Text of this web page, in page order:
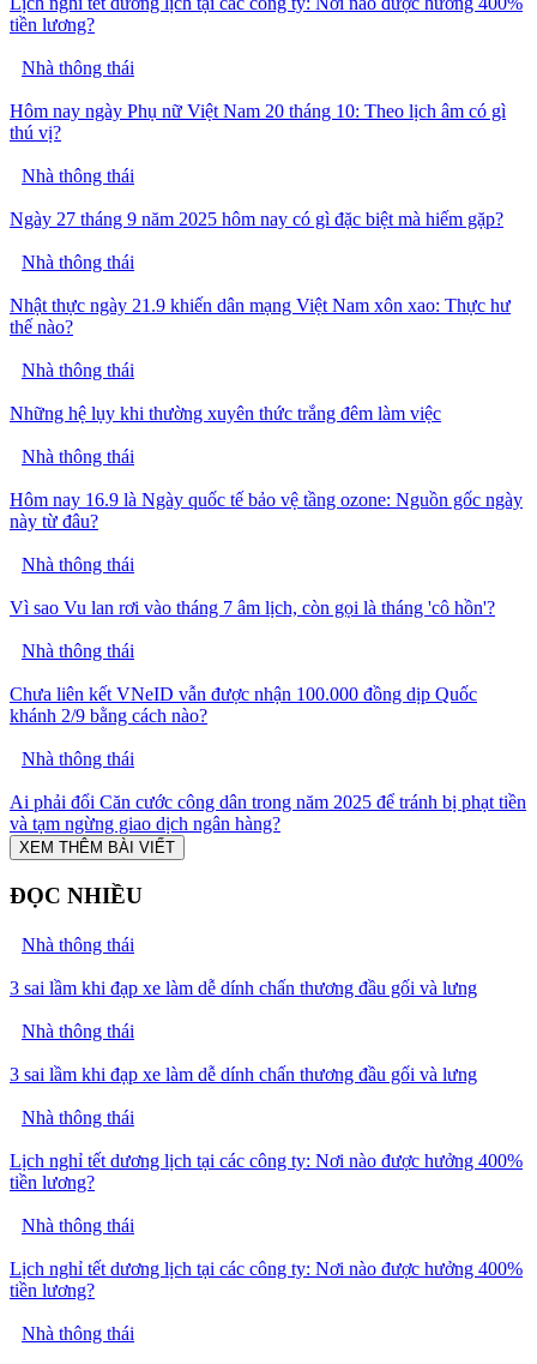
tiền lương?
Nhà thông thái
Hôm nay ngày Phụ nữ Việt Nam 20 tháng 10: Theo lịch âm có gì
thú vị?
Nhà thông thái
Ngày 27 tháng 9 năm 2025 hôm nay có gì đặc biệt mà hiếm gặp?
Nhà thông thái
Nhật thực ngày 21.9 khiến dân mạng Việt Nam xôn xao: Thực hư
thế nào?
Nhà thông thái
Những hệ lụy khi thường xuyên thức trắng đêm làm việc
Nhà thông thái
Hôm nay 16.9 là Ngày quốc tế bảo vệ tầng ozone: Nguồn gốc ngày
này từ đâu?
Nhà thông thái
Vì sao Vu lan rơi vào tháng 7 âm lịch, còn gọi là tháng 'cô hồn'?
Nhà thông thái
Chưa liên kết VNeID vẫn được nhận 100.000 đồng dịp Quốc
khánh 2/9 bằng cách nào?
Nhà thông thái
Ai phải đổi Căn cước công dân trong năm 2025 để tránh bị phạt tiền
và tạm ngừng giao dịch ngân hàng?
XEM THÊM BÀI VIẾT
ĐỌC NHIỀU
Nhà thông thái
3 sai lầm khi đạp xe làm dễ dính chấn thương đầu gối và lưng
Nhà thông thái
3 sai lầm khi đạp xe làm dễ dính chấn thương đầu gối và lưng
Nhà thông thái
Lịch nghỉ tết dương lịch tại các công ty: Nơi nào được hưởng 400%
tiền lương?
Nhà thông thái
Lịch nghỉ tết dương lịch tại các công ty: Nơi nào được hưởng 400%
tiền lương?
Nhà thông thái